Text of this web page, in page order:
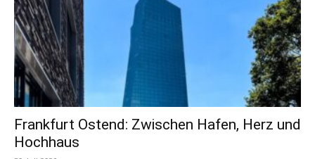
Frankfurt Ostend: Zwischen Hafen, Herz und
Hochhaus